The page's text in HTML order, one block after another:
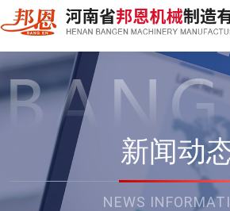
新闻动
NEWS